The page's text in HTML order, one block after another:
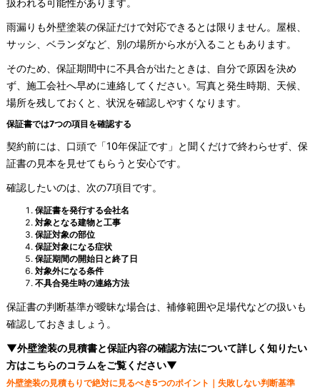
雨漏りも外壁塗装の保証だけで対応できるとは限りません。屋根、
サッシ、ベランダなど、別の場所から水が入ることもあります。
そのため、保証期間中に不具合が出たときは、自分で原因を決め
ず、施工会社へ早めに連絡してください。写真と発生時期、天候、
場所を残しておくと、状況を確認しやすくなります。
保証書では7つの項目を確認する
契約前には、口頭で「10年保証です」と聞くだけで終わらせず、保
証書の見本を見せてもらうと安心です。
確認したいのは、次の7項目です。
保証書を発行する会社名
対象となる建物と工事
保証対象の部位
保証対象になる症状
保証期間の開始日と終了日
対象外になる条件
不具合発生時の連絡方法
保証書の判断基準が曖昧な場合は、補修範囲や足場代などの扱いも
確認しておきましょう。
▼外壁塗装の見積書と保証内容の確認方法について詳しく知りたい
方はこちらのコラムをご覧ください▼
外壁塗装の見積もりで絶対に見るべき5つのポイント｜失敗しない判断基準